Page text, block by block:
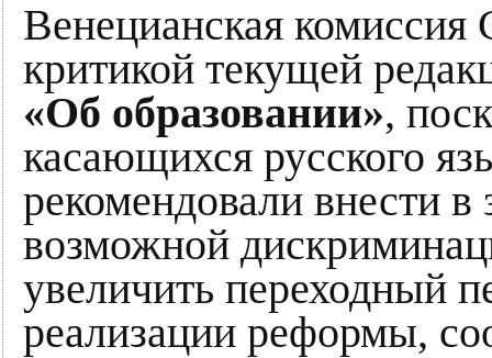
Венецианская
критикой текущей
«Об образовании»,
касающихся русского
рекомендовали внести
возможной
увеличить переходный
реализации реформы,